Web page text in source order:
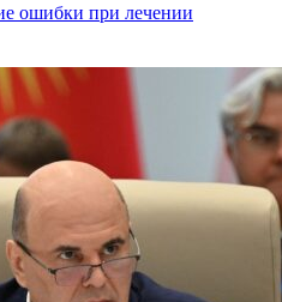
ошибки при лечении